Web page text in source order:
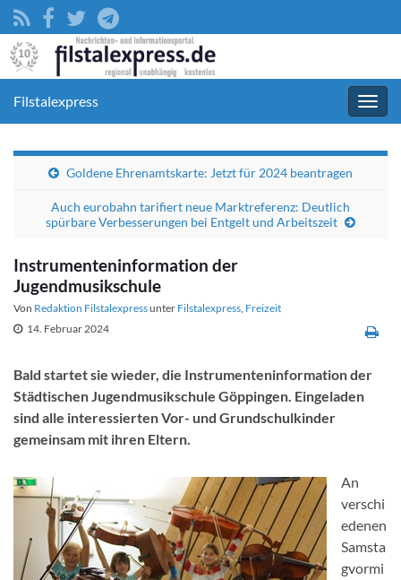
Filstalexpress
Goldene Ehrenamtskarte: Jetzt für 2024 beantragen
Auch eurobahn tarifiert neue Marktreferenz: Deutlich
spürbare Verbesserungen bei Entgelt und Arbeitszeit
Instrumenteninformation der
Jugendmusikschule
Von Redaktion Filstalexpressunter Filstalexpress, Freizeit
14. Februar 2024
Bald startet sie wieder, die Instrumenteninformation der
Städtischen Jugendmusikschule Göppingen. Eingeladen
sind alle interessierten Vor- und Grundschulkinder
gemeinsam mit ihren Eltern.
An
verschi
edenen
Samsta
gvormi